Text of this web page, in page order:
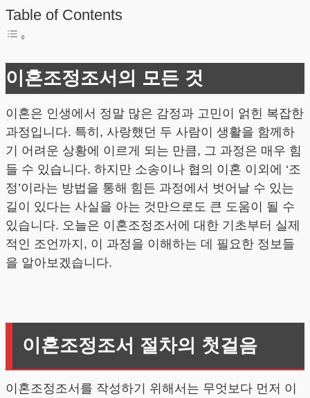
Table of Contents
이혼조정조서의 모든 것
이혼은 인생에서 정말 많은 감정과 고민이 얽힌 복잡한
과정입니다. 특히, 사랑했던 두 사람이 생활을 함께하
기 어려운 상황에 이르게 되는 만큼, 그 과정은 매우 힘
들 수 있습니다. 하지만 소송이나 협의 이혼 이외에 ‘조
정’이라는 방법을 통해 힘든 과정에서 벗어날 수 있는
길이 있다는 사실을 아는 것만으로도 큰 도움이 될 수
있습니다. 오늘은 이혼조정조서에 대한 기초부터 실제
적인 조언까지, 이 과정을 이해하는 데 필요한 정보들
을 알아보겠습니다.
이혼조정조서 절차의 첫걸음
이혼조정조서를 작성하기 위해서는 무엇보다 먼저 이